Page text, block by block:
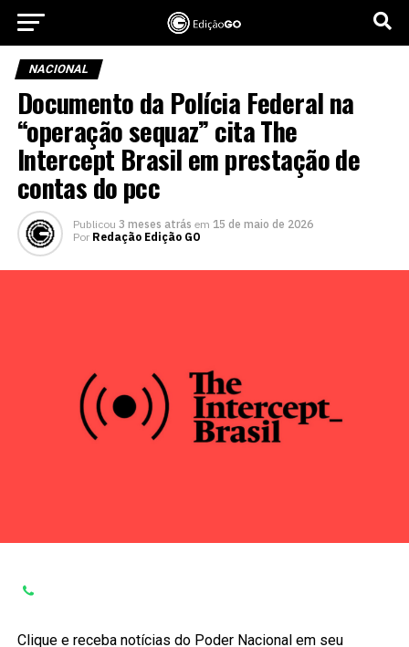
NACIONAL
Documento da Polícia Federal na
“operação sequaz” cita The
Intercept Brasil em prestação de
contas do pcc
Publicou 3 meses atrás em 15 de maio de 2026
Por Redação Edição GO
Clique e receba notícias do Poder Nacional em seu